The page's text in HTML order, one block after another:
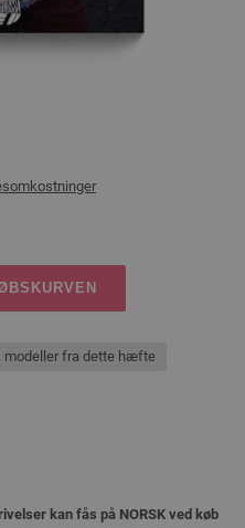
modeller fra dette hæfte
kan fås på NORSK ved køb